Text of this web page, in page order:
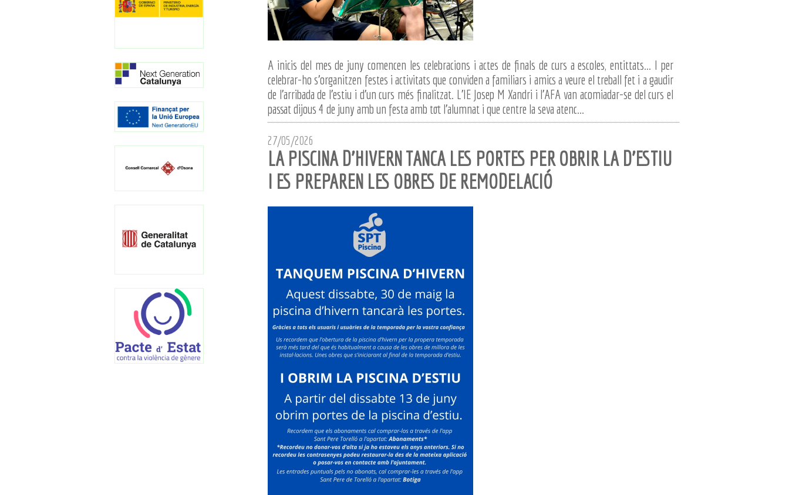
A inicis del mes de juny comencen les celebracions i actes de finals de curs a escoles, entittats... I per
celebrar-ho s'organitzen festes i activitats que conviden a familiars i amics a veure el treball fet i a gaudir
de l'arribada de l'estiu i d'un curs més finalitzat. L'IE Josep M Xandri i l'AFA van acomiadar-se del curs el
passat dijous 4 de juny amb un festa amb tot l'alumnat i que centre la seva atenc...
27/05/2026
LA PISCINA D'HIVERN TANCA LES PORTES PER OBRIR LA D'ESTIU
I ES PREPAREN LES OBRES DE REMODELACIÓ